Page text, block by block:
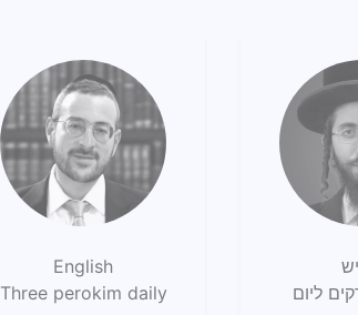
ליום
English
Three perokim daily